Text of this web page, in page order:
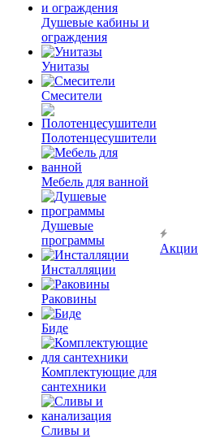
Душевые кабины и
ограждения
Унитазы
Смесители
Полотенцесушители
Мебель для ванной
Душевые
программы
Инсталляции
Раковины
Биде
Комплектующие для
сантехники
Сливы и
Акции